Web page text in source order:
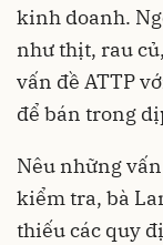
kinh doanh.
như thịt, rau
vấn đề ATTP
để bán trong
Nêu những
kiểm tra, bà
thiếu các quy